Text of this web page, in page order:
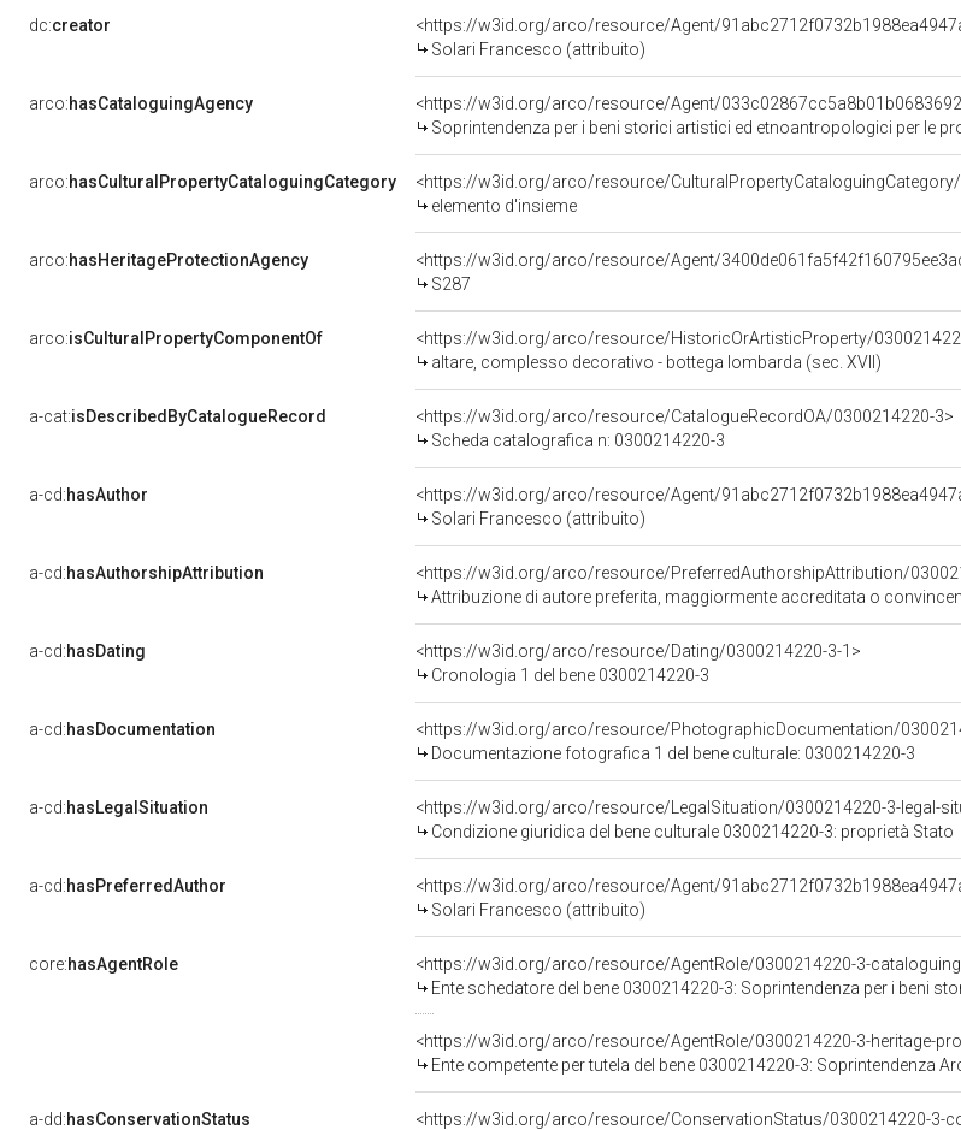
dc:creator
<https://w3id.org/arco/resource/Agent/
Solari Francesco (attribuito)
arco:hasCataloguingAgency
<https://w3id.org/arco/resource/Agent/
Soprintendenza per i beni storici artistici ed etnoantropologici per le
arco:hasCulturalPropertyCataloguingCategory
<https://w3id.org/arco/resource/
elemento d'insieme
arco:hasHeritageProtectionAgency
<https://w3id.org/arco/resource/Agent/
S287
arco:isCulturalPropertyComponentOf
<https://w3id.org/arco/resource/HistoricOrArtisticProperty/
altare, complesso decorativo - bottega lombarda (sec. XVII)
a-cat:isDescribedByCatalogueRecord
<https://w3id.org/arco/resource/CatalogueRecordOA/0300214220-3>
Scheda catalografica n: 0300214220-3
a-cd:hasAuthor
<https://w3id.org/arco/resource/Agent/
Solari Francesco (attribuito)
a-cd:hasAuthorshipAttribution
<https://w3id.org/arco/resource/PreferredAuthorshipAttribution/
Attribuzione di autore preferita, maggiormente accreditata o
a-cd:hasDating
<https://w3id.org/arco/resource/Dating/0300214220-3-1>
Cronologia 1 del bene 0300214220-3
a-cd:hasDocumentation
<https://w3id.org/arco/resource/PhotographicDocumentation/
Documentazione fotografica 1 del bene culturale: 0300214220-3
a-cd:hasLegalSituation
<https://w3id.org/arco/resource/LegalSituation/0300214220-3-legal-
Condizione giuridica del bene culturale 0300214220-3: proprietà Stato
a-cd:hasPreferredAuthor
<https://w3id.org/arco/resource/Agent/
Solari Francesco (attribuito)
core:hasAgentRole
<https://w3id.org/arco/resource/AgentRole/0300214220-3-
Ente schedatore del bene 0300214220-3: Soprintendenza per i beni storici artistici
<https://w3id.org/arco/resource/AgentRole/0300214220-3-heritage-
Ente competente per tutela del bene 0300214220-3: Soprintendenza
a-dd:hasConservationStatus
<https://w3id.org/arco/resource/ConservationStatus/0300214220-3-